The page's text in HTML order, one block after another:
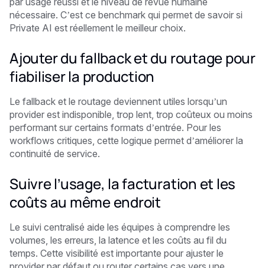
nécessaire. C’est ce benchmark qui permet de savoir si
Private AI est réellement le meilleur choix.
Ajouter du fallback et du routage pour
fiabiliser la production
Le fallback et le routage deviennent utiles lorsqu’un
provider est indisponible, trop lent, trop coûteux ou moins
performant sur certains formats d’entrée. Pour les
workflows critiques, cette logique permet d’améliorer la
continuité de service.
Suivre l’usage, la facturation et les
coûts au même endroit
Le suivi centralisé aide les équipes à comprendre les
volumes, les erreurs, la latence et les coûts au fil du
temps. Cette visibilité est importante pour ajuster le